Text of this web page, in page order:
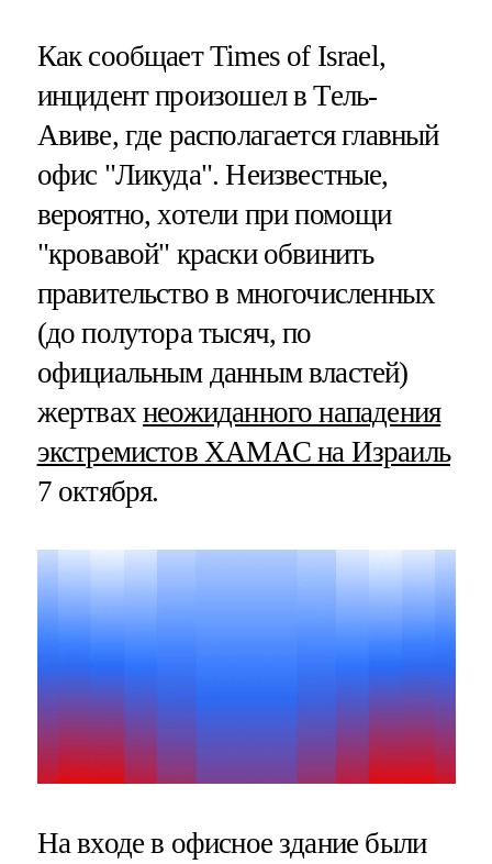
Как сообщает Times of Israel,
инцидент произошел в Тель-
Авиве, где располагается главный
офис "Ликуда". Неизвестные,
вероятно, хотели при помощи
"кровавой" краски обвинить
правительство в многочисленных
(до полутора тысяч, по
официальным данным властей)
жертвахнеожиданного нападения
экстремистов ХАМАС на Израиль
7 октября.
На входе в офисное здание были